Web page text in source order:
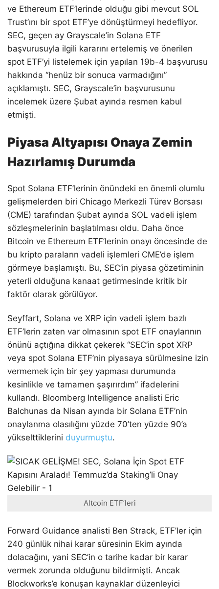
ve Ethereum ETF’lerinde olduğu gibi mevcut SOL
Trust’ını bir spot ETF’ye dönüştürmeyi hedefliyor.
SEC, geçen ay Grayscale’in Solana ETF
başvurusuyla ilgili kararını ertelemiş ve önerilen
spot ETF’yi listelemek için yapılan 19b-4 başvurusu
hakkında “henüz bir sonuca varmadığını”
açıklamıştı. SEC, Grayscale’in başvurusunu
incelemek üzere Şubat ayında resmen kabul
etmişti.
Piyasa Altyapısı Onaya Zemin
Hazırlamış Durumda
Spot Solana ETF’lerinin önündeki en önemli olumlu
gelişmelerden biri Chicago Merkezli Türev Borsası
(CME) tarafından Şubat ayında SOL vadeli işlem
sözleşmelerinin başlatılması oldu. Daha önce
Bitcoin ve Ethereum ETF’lerinin onayı öncesinde de
bu kripto paraların vadeli işlemleri CME’de işlem
görmeye başlamıştı. Bu, SEC’in piyasa gözetiminin
yeterli olduğuna kanaat getirmesinde kritik bir
faktör olarak görülüyor.
Seyffart, Solana ve XRP için vadeli işlem bazlı
ETF’lerin zaten var olmasının spot ETF onaylarının
önünü açtığına dikkat çekerek “SEC’in spot XRP
veya spot Solana ETF’nin piyasaya sürülmesine izin
vermemek için bir şey yapması durumunda
kesinlikle ve tamamen şaşırırdım” ifadelerini
kullandı. Bloomberg Intelligence analisti Eric
Balchunas da Nisan ayında bir Solana ETF’nin
onaylanma olasılığını yüzde 70’ten yüzde 90’a
yükselttiklerini duyurmuştu.
Altcoin ETF’leri
Forward Guidance analisti Ben Strack, ETF’ler için
240 günlük nihai karar süresinin Ekim ayında
dolacağını, yani SEC’in o tarihe kadar bir karar
vermek zorunda olduğunu bildirmişti. Ancak
Blockworks’e konuşan kaynaklar düzenleyici